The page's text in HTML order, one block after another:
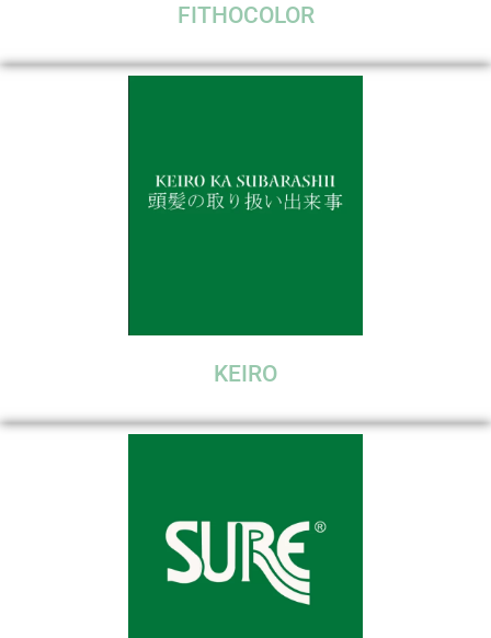
FITHOCOLOR
KEIRO